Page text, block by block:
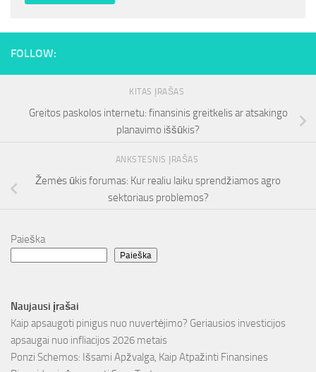
FOLLOW:
KITAS ĮRAŠAS
Greitos paskolos internetu: finansinis greitkelis ar atsakingo
planavimo iššūkis?
ANKSTESNIS ĮRAŠAS
Žemės ūkis forumas: Kur realiu laiku sprendžiamos agro
sektoriaus problemos?
Paieška
Paieška
Naujausi įrašai
Kaip apsaugoti pinigus nuo nuvertėjimo? Geriausios investicijos
apsaugai nuo infliacijos 2026 metais
Ponzi Schemos: Išsami Apžvalga, Kaip Atpažinti Finansines